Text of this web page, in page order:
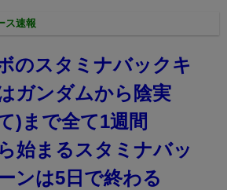
ス速報
のスタミナバックキ
ガンダムから陰実
)まで全て1週間
始まるスタミナバッ
ンは5日で終わる